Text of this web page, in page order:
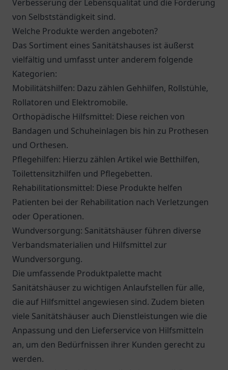
Verbesserung der Lebensqualität und die Förderung
von Selbstständigkeit sind.
Welche Produkte werden angeboten?
Das Sortiment eines Sanitätshauses ist äußerst
vielfältig und umfasst unter anderem folgende
Kategorien:
Mobilitätshilfen: Dazu zählen Gehhilfen, Rollstühle,
Rollatoren und Elektromobile.
Orthopädische Hilfsmittel: Diese reichen von
Bandagen und Schuheinlagen bis hin zu Prothesen
und Orthesen.
Pflegehilfen: Hierzu zählen Artikel wie Betthilfen,
Toilettensitzhilfen und Pflegebetten.
Rehabilitationsmittel: Diese Produkte helfen
Patienten bei der Rehabilitation nach Verletzungen
oder Operationen.
Wundversorgung: Sanitätshäuser führen diverse
Verbandsmaterialien und Hilfsmittel zur
Wundversorgung.
Die umfassende Produktpalette macht
Sanitätshäuser zu wichtigen Anlaufstellen für alle,
die auf Hilfsmittel angewiesen sind. Zudem bieten
viele Sanitätshäuser auch Dienstleistungen wie die
Anpassung und den Lieferservice von Hilfsmitteln
an, um den Bedürfnissen ihrer Kunden gerecht zu
werden.